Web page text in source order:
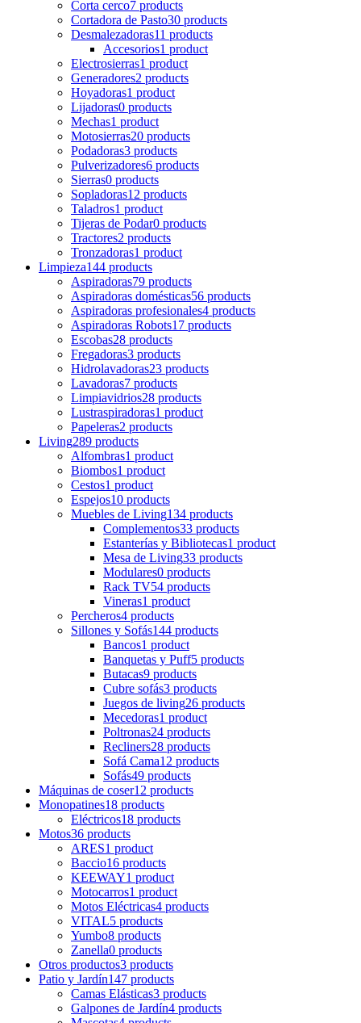
Corta cerco7 products
Cortadora de Pasto30 products
Desmalezadoras11 products
Accesorios1 product
Electrosierras1 product
Generadores2 products
Hoyadoras1 product
Lijadoras0 products
Mechas1 product
Motosierras20 products
Podadoras3 products
Pulverizadores6 products
Sierras0 products
Sopladoras12 products
Taladros1 product
Tijeras de Podar0 products
Tractores2 products
Tronzadoras1 product
Limpieza144 products
Aspiradoras79 products
Aspiradoras domésticas56 products
Aspiradoras profesionales4 products
Aspiradoras Robots17 products
Escobas28 products
Fregadoras3 products
Hidrolavadoras23 products
Lavadoras7 products
Limpiavidrios28 products
Lustraspiradoras1 product
Papeleras2 products
Living289 products
Alfombras1 product
Biombos1 product
Cestos1 product
Espejos10 products
Muebles de Living134 products
Complementos33 products
Estanterías y Bibliotecas1 product
Mesa de Living33 products
Modulares0 products
Rack TV54 products
Vineras1 product
Percheros4 products
Sillones y Sofás144 products
Bancos1 product
Banquetas y Puff5 products
Butacas9 products
Cubre sofás3 products
Juegos de living26 products
Mecedoras1 product
Poltronas24 products
Recliners28 products
Sofá Cama12 products
Sofás49 products
Máquinas de coser12 products
Monopatines18 products
Eléctricos18 products
Motos36 products
ARES1 product
Baccio16 products
KEEWAY1 product
Motocarros1 product
Motos Eléctricas4 products
VITAL5 products
Yumbo8 products
Zanella0 products
Otros productos3 products
Patio y Jardín147 products
Camas Elásticas3 products
Galpones de Jardín4 products